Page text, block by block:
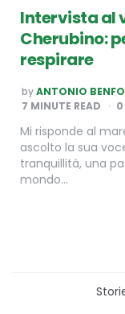
Intervista al
Cherubino:
respirare
POSTED
BY
byANTONIO
7 MINUTE READ
Mi risponde al
ascolto la sua
tranquillità, una
mondo…